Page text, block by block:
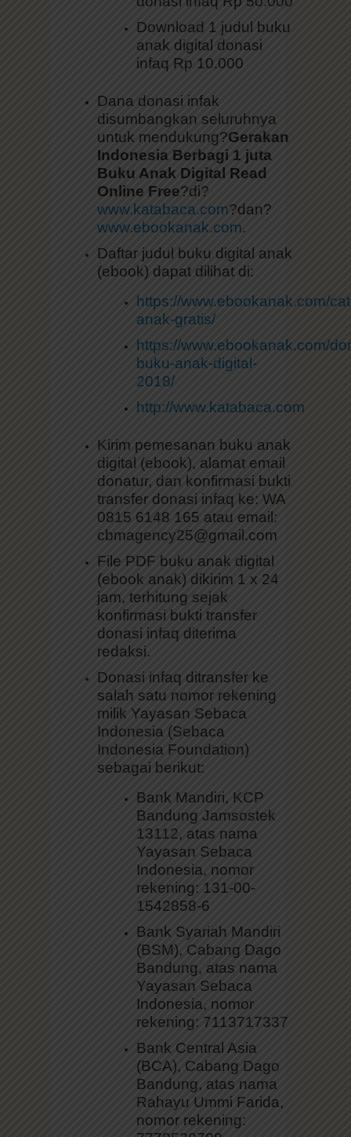
anak digital donasi
infaq Rp 10.000
disumbangkan seluruhnya
untuk mendukung?Gerakan
Indonesia Berbagi 1 juta
Buku Anak Digital Read
Online Free ?di?
www.katabaca.com
www.ebookanak.com.
(ebook) dapat dilihat di:
anak-gratis/
buku-anak-digital-
2018/
digital (ebook), alamat email
donatur, dan konfirmasi bukti
transfer donasi infaq ke: WA
0815 6148 165 atau email:
cbmagency25@gmail.com
(ebook anak) dikirim 1 x 24
jam, terhitung sejak
konfirmasi bukti transfer
donasi infaq diterima
redaksi.
salah satu nomor rekening
milik Yayasan Sebaca
Indonesia (Sebaca
Indonesia Foundation)
sebagai berikut:
Bandung Jamsostek
13112, atas nama
Yayasan Sebaca
Indonesia, nomor
rekening: 131-00-
1542858-6
(BSM), Cabang Dago
Bandung, atas nama
Yayasan Sebaca
Indonesia, nomor
rekening: 7113717337
(BCA), Cabang Dago
Bandung, atas nama
Rahayu Ummi Farida,
nomor rekening:
7770520708